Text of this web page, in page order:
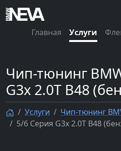
Главная Услуги
Чип-тюнинг
G3x 2.0T B48
Услуги
Чип-тюнинг
5/6 Серия G3x 2.0T B48